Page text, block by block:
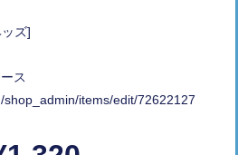
ズ]
ス
items/edit/72622127